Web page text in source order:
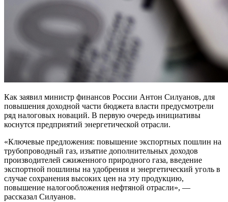
Как заявил министр финансов России Антон Силуанов, для
повышения доходной части бюджета власти предусмотрели
ряд налоговых новаций. В первую очередь инициативы
коснутся предприятий энергетической отрасли.
«Ключевые предложения: повышение экспортных пошлин на
трубопроводный газ, изъятие дополнительных доходов
производителей сжиженного природного газа, введение
экспортной пошлины на удобрения и энергетический уголь в
случае сохранения высоких цен на эту продукцию,
повышение налогообложения нефтяной отрасли», —
рассказал Силуанов.